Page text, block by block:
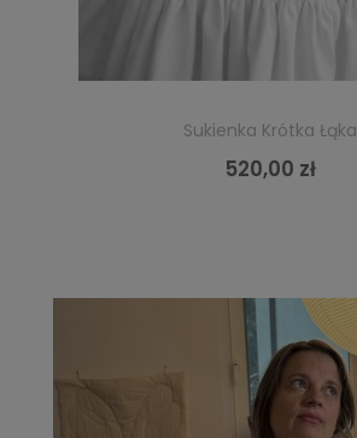
Sukienka Krótka Łąka
520,00 zł